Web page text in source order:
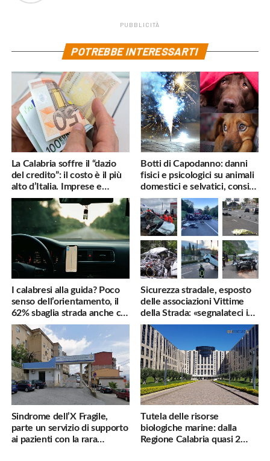
PUBBLICITÀ
POTREBBE INTERESSARTI
La Calabria soffre il “dazio
del credito”: il costo è il più
alto d’Italia. Imprese e
famiglie penalizzate
Botti di Capodanno: danni
fisici e psicologici su animali
domestici e selvatici, consigli
utili
I calabresi alla guida? Poco
senso dell’orientamento, il
62% sbaglia strada anche col
navigatore
Sicurezza stradale, esposto
delle associazioni Vittime
della Strada: «segnalateci i
pericoli, interverremo
subito»
Sindrome dell’X Fragile,
parte un servizio di supporto
ai pazienti con la rara
Tutela delle risorse
biologiche marine: dalla
Regione Calabria quasi 2